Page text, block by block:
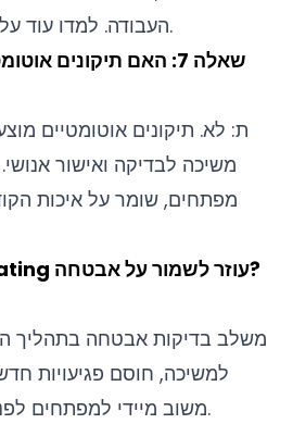
העבודה. למדו עוד.
שאלה 7: האם תיקונים
ת: לא. תיקונים אוטומטיים
משיכה לבדיקה ואישור
מפתחים, שומר על איכות
שאלה 7: כיצד CI gating עוזר לשמור על אבטחה?
למשיכה, חוסם פגיעויות
משוב מיידי למפתחים לפני שהקוד מגיע לייצור.